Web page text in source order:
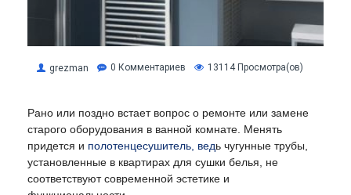
grezman 0 Комментариев 13114 Просмотра(ов)
Рано или поздно встает вопрос о ремонте или замене
старого оборудования в ванной комнате. Менять
придется и полотенцесушитель , ведь чугунные трубы,
установленные в квартирах для сушки белья, не
соответствуют современной эстетике и